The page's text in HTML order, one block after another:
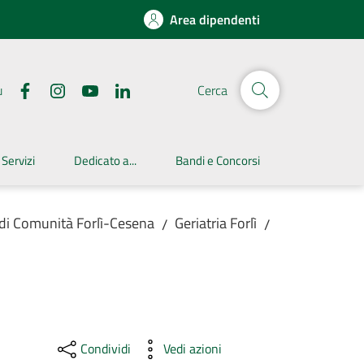
Area dipendenti
Cerca
Dedicato a... Bandi e Concorsi
Comunità Forlì-Cesena / Geriatria Forlì /
Condividi Vedi azioni